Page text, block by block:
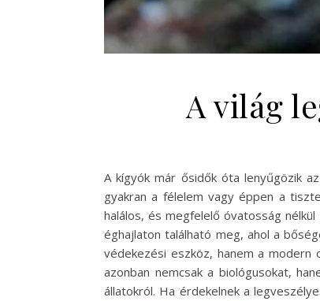
A világ
A kígyók már ősidők óta lenyűgözik
gyakran a félelem vagy éppen a
halálos, és megfelelő óvatosság
éghajlaton található meg, ahol a
védekezési eszköz, hanem a
azonban nemcsak a biológusokat,
állatokról. Ha érdekelnek a